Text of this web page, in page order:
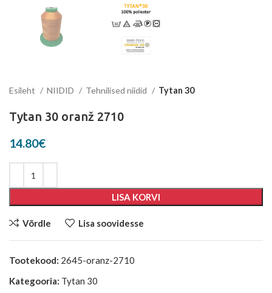
Esileht NIIDID Tehnilised niidid Tytan 30
Tytan 30 oranž 2710
14.80€
LISA KORVI
Võrdle Lisa soovidesse
Tootekood: 2645-oranz-2710
Kategooria: Tytan 30